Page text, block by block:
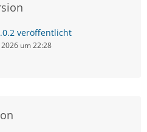
veröffentlicht
um 22:28